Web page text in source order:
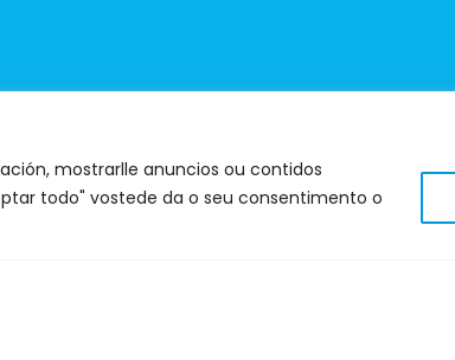
mostrarlle anuncios ou contidos
todo" vostede da o seu consentimento o